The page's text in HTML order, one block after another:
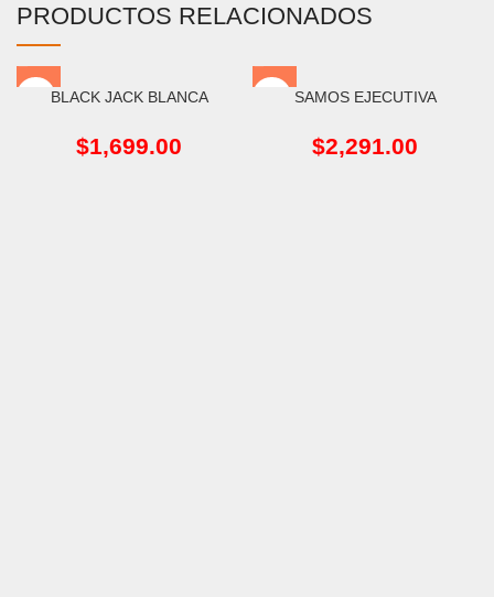
PRODUCTOS RELACIONADOS
BLACK JACK BLANCA
$1,699.00
SAMOS EJECUTIVA
$2,291.00